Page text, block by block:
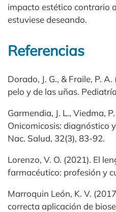
impacto estético contrario
estuviese deseando.
Referencias
Dorado, J. G., & Fraile, P.
pelo y de las uñas.
Garmendia, J. L., Viedma,
Onicomicosis: diagnóstico
Nac. Salud, 32(3), 83-92.
Lorenzo, V. O. (2021). El
farmacéutico: profesión y
Marroquin León, K. V.
correcta aplicación de